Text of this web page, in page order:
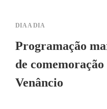
DIA A DIA
Programação
de
Venâncio